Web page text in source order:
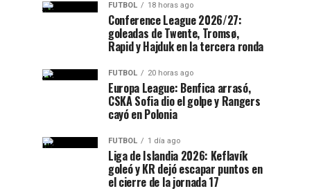
FUTBOL 18 horas ago
Conference League 2026/27:
goleadas de Twente, Tromsø,
Rapid y Hajduk en la tercera ronda
FUTBOL 20 horas ago
Europa League: Benfica arrasó,
CSKA Sofia dio el golpe y Rangers
cayó en Polonia
FUTBOL 1 día ago
Liga de Islandia 2026: Keflavík
goleó y KR dejó escapar puntos en
el cierre de la jornada 17